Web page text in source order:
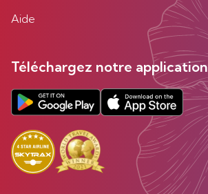
Aide
Téléchargez notre application